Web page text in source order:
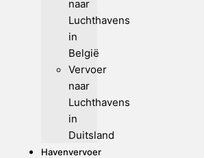
naar
Luchthavens
in
België
Vervoer
naar
Luchthavens
in
Duitsland
Havenvervoer